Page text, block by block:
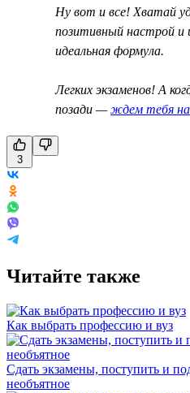
Ну вот и все! Хватай
позитивный настрой
идеальная формула.
Легких экзаменов! А
позади —ждем тебя
3
Читайте также
Как выбрать профессию и вуз
Сдать экзамены, поступить и
необъятное